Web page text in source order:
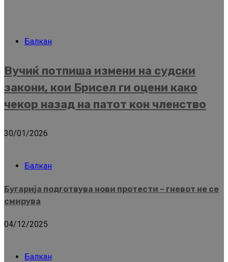
Балкан
Вучиќ потпиша измени на судски
закони, кои Брисел ги оцени како
чекор назад на патот кон членство
30/01/2026
Балкан
Бугарија подготвува нови протести – гневот не се
смирува
04/12/2025
Балкан